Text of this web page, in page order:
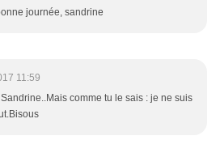
journée, sandrine
11:59
comme tu le sais : je ne suis